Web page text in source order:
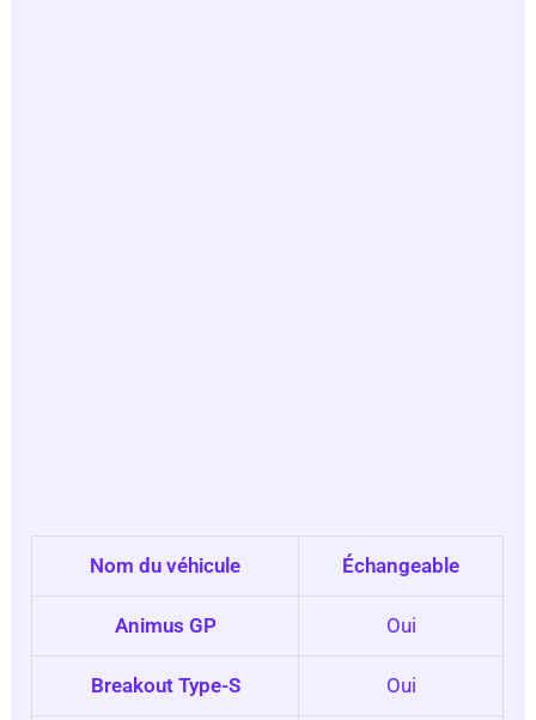
Nom du véhicule Échangeable
Animus GP Oui
Breakout Type-S Oui